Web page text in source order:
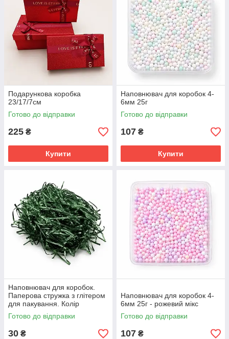
Подарункова коробка
23/17/7см
Готово до відправки
225 ₴
Купити
Наповнювач для коробок 4-
6мм 25г
Готово до відправки
107 ₴
Купити
Наповнювач для коробок.
Паперова стружка з глітером
для пакування. Колір
Зелений.
Готово до відправки
30 ₴
Наповнювач для коробок 4-
6мм 25г - рожевий мікс
Готово до відправки
107 ₴